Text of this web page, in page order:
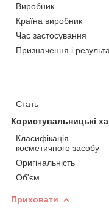
Виробник
Країна виробник
Час застосування
Призначення і
Стать
Користувальницькі
Класифікація
косметичного засобу
Оригінальність
Об'єм
Приховати